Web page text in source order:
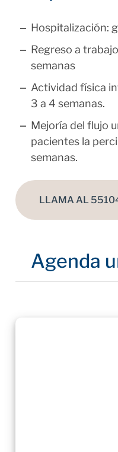
Hospitalización:
Regreso a
semanas
Actividad física
3 a 4 semanas.
Mejoría del flujo
pacientes la
semanas.
LLAMA AL
Agenda